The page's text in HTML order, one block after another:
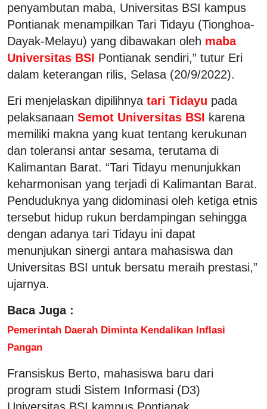
penyambutan maba, Universitas BSI kampus
Pontianak menampilkan Tari Tidayu (Tionghoa-
Dayak-Melayu) yang dibawakan oleh maba
Universitas BSI Pontianak sendiri,” tutur Eri
dalam keterangan rilis, Selasa (20/9/2022).
Eri menjelaskan dipilihnya tari Tidayu pada
pelaksanaan Semot Universitas BSI karena
memiliki makna yang kuat tentang kerukunan
dan toleransi antar sesama, terutama di
Kalimantan Barat. “Tari Tidayu menunjukkan
keharmonisan yang terjadi di Kalimantan Barat.
Penduduknya yang didominasi oleh ketiga etnis
tersebut hidup rukun berdampingan sehingga
dengan adanya tari Tidayu ini dapat
menunjukan sinergi antara mahasiswa dan
Universitas BSI untuk bersatu meraih prestasi,”
ujarnya.
Baca Juga :
Pemerintah Daerah Diminta Kendalikan Inflasi
Pangan
Fransiskus Berto, mahasiswa baru dari
program studi Sistem Informasi (D3)